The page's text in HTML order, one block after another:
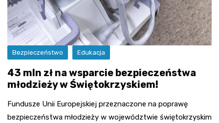
Bezpieczeństwo Edukacja
43 mln zł na wsparcie bezpieczeństwa
młodzieży w Świętokrzyskiem!
Fundusze Unii Europejskiej przeznaczone na poprawę
bezpieczeństwa młodzieży w województwie świętokrzyskim